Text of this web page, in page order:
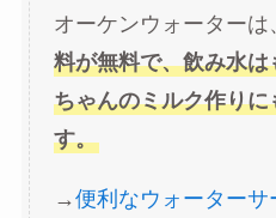
オーケンウォーターは
料が無料で、飲み水
ちゃんのミルク作り
す。
→便利なウォーターサ